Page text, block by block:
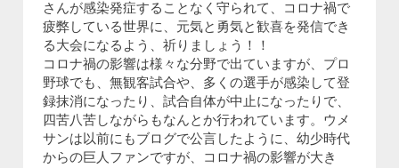
さんが感染発症することなく守られて、コロナ禍で
疲弊している世界に、元気と勇気と歓喜を発信でき
る大会になるよう、祈りましょう！！
コロナ禍の影響は様々な分野で出ていますが、プロ
野球でも、無観客試合や、多くの選手が感染して登
録抹消になったり、試合自体が中止になったりで、
四苦八苦しながらもなんとか行われています。ウメ
サンは以前にもブログで公言したように、幼少時代
からの巨人ファンですが、コロナ禍の影響が大き